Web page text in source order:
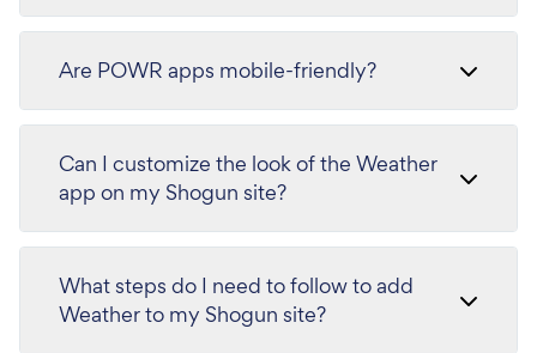
Are POWR apps mobile-friendly?
Can I customize the look of the Weather
app on my Shogun site?
What steps do I need to follow to add
Weather to my Shogun site?